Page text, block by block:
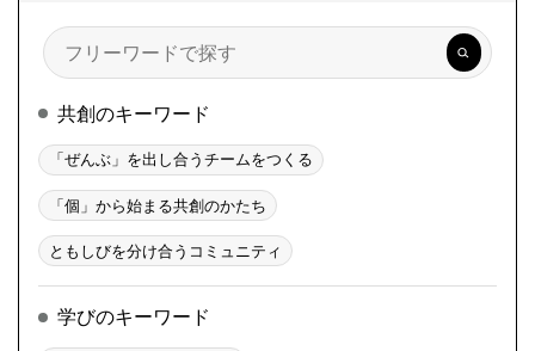
検
索
共創のキーワード
「ぜんぶ」を出し合うチームをつくる
「個」から始まる共創のかたち
ともしびを分け合うコミュニティ
学びのキーワード